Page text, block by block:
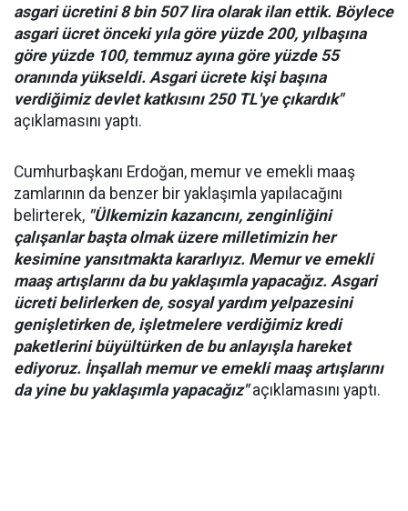
asgari ücretini 8 bin 507 lira olarak ilan ettik. Böylece
asgari ücret önceki yıla göre yüzde 200, yılbaşına
göre yüzde 100, temmuz ayına göre yüzde 55
oranında yükseldi. Asgari ücrete kişi başına
verdiğimiz devlet katkısını 250 TL'ye çıkardık"
açıklamasını yaptı.
Cumhurbaşkanı Erdoğan, memur ve emekli maaş
zamlarının da benzer bir yaklaşımla yapılacağını
belirterek, "Ülkemizin kazancını, zenginliğini
çalışanlar başta olmak üzere milletimizin her
kesimine yansıtmakta kararlıyız. Memur ve emekli
maaş artışlarını da bu yaklaşımla yapacağız. Asgari
ücreti belirlerken de, sosyal yardım yelpazesini
genişletirken de, işletmelere verdiğimiz kredi
paketlerini büyültürken de bu anlayışla hareket
ediyoruz. İnşallah memur ve emekli maaş artışlarını
da yine bu yaklaşımla yapacağız"açıklamasını yaptı.